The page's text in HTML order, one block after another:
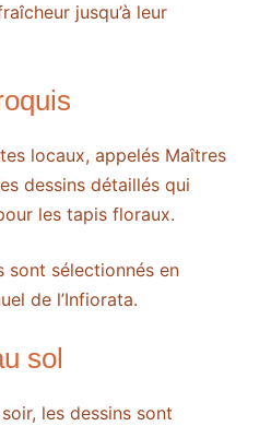
jusqu’à leur
locaux, appelés Maîtres
dessins détaillés qui
les tapis floraux.
sont sélectionnés en
de l’Infiorata.
sol
les dessins sont